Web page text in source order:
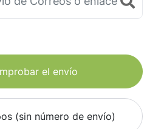
el envío
(sin número de envío)